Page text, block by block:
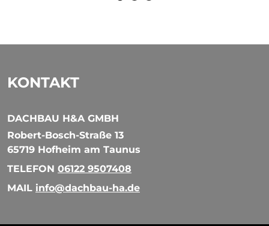
KONTAKT
DACHBAU H&A GMBH
Robert-Bosch-Straße 13
65719 Hofheim am Taunus
TELEFON 06122 9507408
MAIL info@dachbau-ha.de